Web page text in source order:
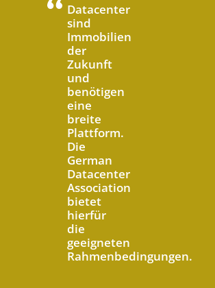
Datacenter
sind
Immobilien
der
Zukunft
und
benötigen
eine
breite
Plattform.
Die
German
Datacenter
Association
bietet
hierfür
die
geeigneten
Rahmenbedingungen.